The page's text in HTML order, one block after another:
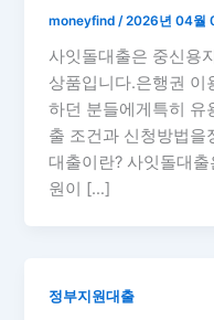
moneyfind /2026년 04월
사잇돌대출은 중신용
상품입니다.은행권 이
하던 분들에게특히 유
출 조건과 신청방법을
대출이란? 사잇돌대
원이 […]
정부지원대출